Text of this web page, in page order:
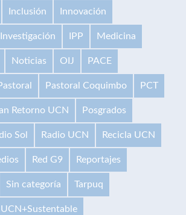
Inclusión Innovación
Investigación IPP Medicina
Noticias OIJ PACE
Pastoral Coquimbo PCT
Retorno UCN Posgrados
Sol Radio UCN Recicla UCN
Red G9 Reportajes
Sin categoría Tarpuq
UCN+Sustentable